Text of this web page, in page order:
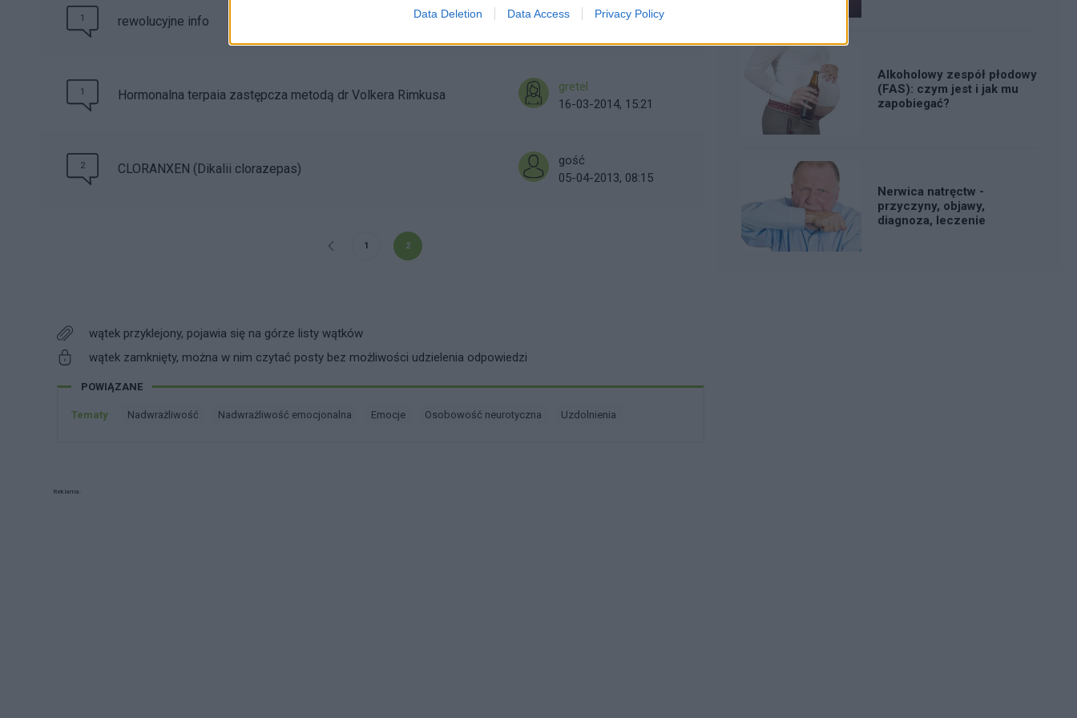
Data Deletion Data Access Privacy Policy
1 rewolucyjne info
rewo
1 Hormonalna terpaia zastępcza metodą dr Volkera Rimkusa
gretel
16-03-2014, 15:21
2 CLORANXEN (Dikalii clorazepas)
gość
05-04-2013, 08:15
1 2
wątek przyklejony, pojawia się na górze listy wątków
wątek zamknięty, można w nim czytać posty bez możliwości udzielenia odpowiedzi
POWIĄZANE
Tematy nadwrażliwość nadwrażliwość emocjonalna emocje osobowość neurotyczna uzdolnienia
Alkoholowy zespół płodowy
(FAS): czym jest i jak mu
zapobiegać?
Nerwica natręctw -
przyczyny, objawy,
diagnoza, leczenie
Reklama: